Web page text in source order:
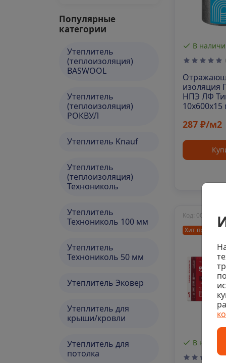
Популярные
категории
Утеплитель
(теплоизоляция)
BASWOOL
Утеплитель
(теплоизоляция)
РОКВУЛ
Утеплитель Knauf
Утеплитель
(теплоизоляция)
Технониколь
Утеплитель
Технониколь 100 мм
Утеплитель
Технониколь 50 мм
Утеплитель Эковер
Утеплитель для
крыши/кровли
Утеплитель для
потолка
В
изоляция
НПЭ ЛФ
287 ₽/м2
Хит продаж
В
Код: 00-